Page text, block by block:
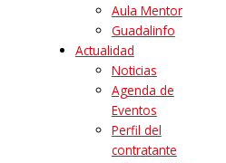
Aula Mentor
Guadalinfo
Actualidad
Noticias
Agenda de
Eventos
Perfil del
contratante